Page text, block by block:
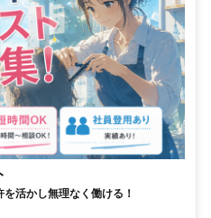
活かし無理なく働ける！